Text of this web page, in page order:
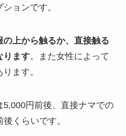
ョンです。
上から触るか、直接触る
ります。また女性によって
ます。
5,000円前後、直接ナマでの
くらいです。